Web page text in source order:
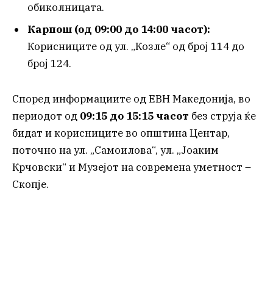
обиколницата.
Карпош (од 09:00 до 14:00 часот):
Корисниците од ул. „Козле“ од број 114 до
број 124.
Според информациите од ЕВН Македонија, во
периодот од 09:15 до 15:15 часот без струја ќе
бидат и корисниците во општина Центар,
поточно на ул. „Самоилова“, ул. „Јоаким
Крчовски“ и Музејот на современа уметност –
Скопје.